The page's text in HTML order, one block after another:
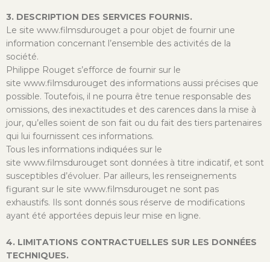
3. DESCRIPTION DES SERVICES FOURNIS.
Le site www.filmsdurouget a pour objet de fournir une
information concernant l’ensemble des activités de la
société.
Philippe Rouget s’efforce de fournir sur le
site www.filmsdurouget des informations aussi précises que
possible. Toutefois, il ne pourra être tenue responsable des
omissions, des inexactitudes et des carences dans la mise à
jour, qu’elles soient de son fait ou du fait des tiers partenaires
qui lui fournissent ces informations.
Tous les informations indiquées sur le
site www.filmsdurouget sont données à titre indicatif, et sont
susceptibles d’évoluer. Par ailleurs, les renseignements
figurant sur le site www.filmsdurouget ne sont pas
exhaustifs. Ils sont donnés sous réserve de modifications
ayant été apportées depuis leur mise en ligne.
4. LIMITATIONS CONTRACTUELLES SUR LES DONNÉES
TECHNIQUES.